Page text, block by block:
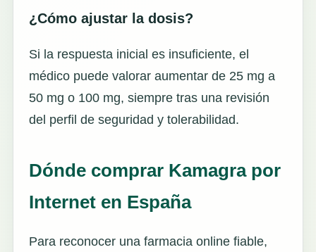
¿Cómo ajustar la dosis?
Si la respuesta inicial es insuficiente, el
médico puede valorar aumentar de 25 mg a
50 mg o 100 mg, siempre tras una revisión
del perfil de seguridad y tolerabilidad.
Dónde comprar Kamagra por
Internet en España
Para reconocer una farmacia online fiable,